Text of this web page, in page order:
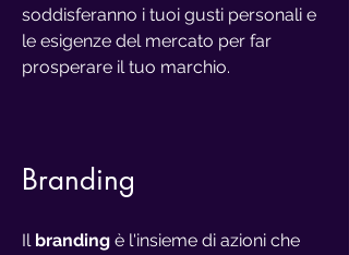
soddisferanno i tuoi gusti personali e
le esigenze del mercato per far
prosperare il tuo marchio.
Branding
Il branding è l'insieme di azioni che